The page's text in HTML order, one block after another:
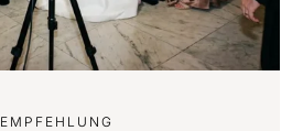
EMPFEHLUNG